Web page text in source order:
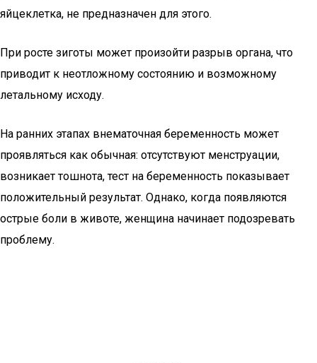
яйцеклетка, не предназначен для этого.
При росте зиготы может произойти разрыв органа, что
приводит к неотложному состоянию и возможному
летальному исходу.
На ранних этапах внематочная беременность может
проявляться как обычная: отсутствуют менструации,
возникает тошнота, тест на беременность показывает
положительный результат. Однако, когда появляются
острые боли в животе, женщина начинает подозревать
проблему.